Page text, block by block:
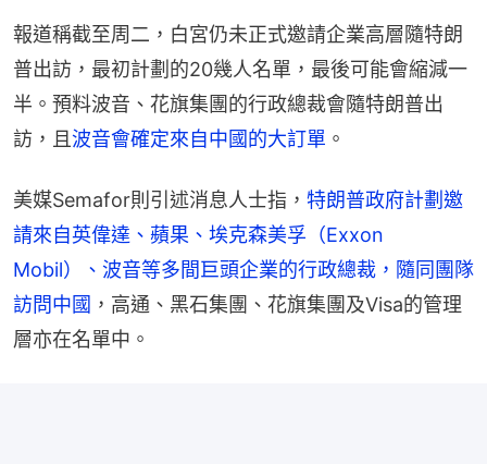
報道稱截至周二，白宮仍未正式邀請企業高層隨特朗
普出訪，最初計劃的20幾人名單，最後可能會縮減一
半。預料波音、花旗集團的行政總裁會隨特朗普出
訪，且 波音會確定來自中國的大訂單 。
美媒Semafor則引述消息人士指， 特朗普政府計劃邀
請來自英偉達、蘋果、埃克森美孚（Exxon
Mobil）、波音等多間巨頭企業的行政總裁，隨同團隊
訪問中國 ，高通、黑石集團、花旗集團及Visa的管理
層亦在名單中。